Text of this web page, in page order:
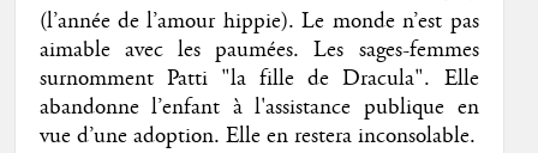
(l’année de l’amour hippie). Le monde n’est pas
aimable avec les paumées. Les sages-femmes
surnomment Patti "la fille de Dracula". Elle
abandonne l’enfant à l'assistance publique en
vue d’une adoption. Elle en restera inconsolable.